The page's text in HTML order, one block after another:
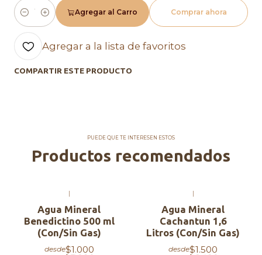
Cantidad
Agregar al Carro Comprar ahora
Agregar a la lista de favoritos
COMPARTIR ESTE PRODUCTO
PUEDE QUE TE INTERESEN ESTOS
Productos recomendados
|
Agua Mineral
Benedictino 500 ml
(Con/Sin Gas)
desde$1.000
|
Agua Mineral
Cachantun 1,6
Litros (Con/Sin Gas)
desde$1.500